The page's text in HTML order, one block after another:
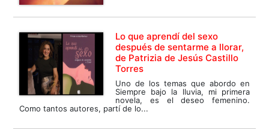
Lo que aprendí del sexo
después de sentarme a llorar,
de Patrizia de Jesús Castillo
Torres
Uno de los temas que abordo en
Siempre bajo la lluvia, mi primera
novela, es el deseo femenino.
Como tantos autores, partí de lo...